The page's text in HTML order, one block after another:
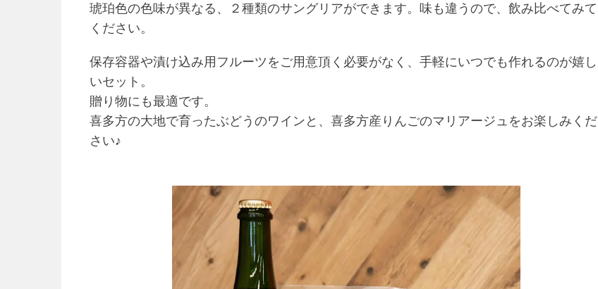
琥珀色の色味が異なる、２種類のサングリアができます。味も違うので、飲み比べてみて
ください。
保存容器や漬け込み用フルーツをご用意頂く必要がなく、手軽にいつでも作れるのが嬉し
いセット。
贈り物にも最適です。
喜多方の大地で育ったぶどうのワインと、喜多方産りんごのマリアージュをお楽しみくだ
さい♪